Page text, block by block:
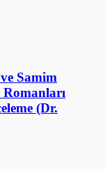
Samim
Romanları
(Dr.